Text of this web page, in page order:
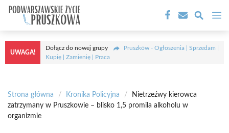
Przejdź
treści
UWAGA!
Dołącz do nowej grupy
Pruszków - Ogłoszenia | Sprzedam |
Kupię | Zamienię | Praca
Strona główna / Kronika Policyjna /
Nietrzeźwy kierowca
zatrzymany w Pruszkowie – blisko 1,5 promila alkoholu w
organizmie